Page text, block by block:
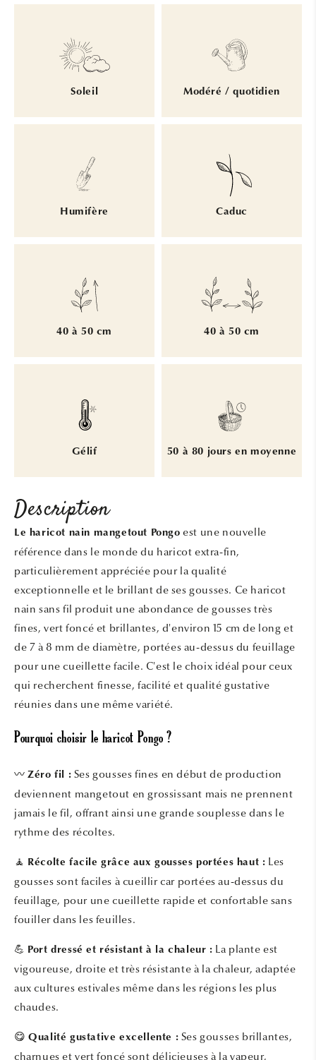
Soleil Modéré / quotidien
Humifère Caduc
40 à 50 cm 40 à 50 cm
Gélif 50 à 80 jours en moyenne
Description
Le haricot nain mangetout Pongo est une nouvelle
référence dans le monde du haricot extra-fin,
particulièrement appréciée pour la qualité
exceptionnelle et le brillant de ses gousses. Ce haricot
nain sans fil produit une abondance de gousses très
fines, vert foncé et brillantes, d'environ 15 cm de long et
de 7 à 8 mm de diamètre, portées au-dessus du feuillage
pour une cueillette facile. C'est le choix idéal pour ceux
qui recherchent finesse, facilité et qualité gustative
réunies dans une même variété.
Pourquoi choisir le haricot Pongo ?
〰️Zéro fil : Ses gousses fines en début de production
deviennent mangetout en grossissant mais ne prennent
jamais le fil, offrant ainsi une grande souplesse dans le
rythme des récoltes.
🧘 Récolte facile grâce aux gousses portées haut : Les
gousses sont faciles à cueillir car portées au-dessus du
feuillage, pour une cueillette rapide et confortable sans
fouiller dans les feuilles.
💪 Port dressé et résistant à la chaleur : La plante est
vigoureuse, droite et très résistante à la chaleur, adaptée
aux cultures estivales même dans les régions les plus
chaudes.
😋Qualité gustative excellente : Ses gousses brillantes,
charnues et vert foncé sont délicieuses à la vapeur,